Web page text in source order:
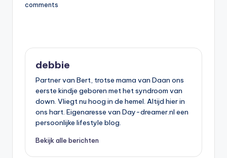
comments
debbie
Partner van Bert, trotse mama van Daan ons
eerste kindje geboren met het syndroom van
down. Vliegt nu hoog in de hemel. Altijd hier in
ons hart. Eigenaresse van Day-dreamer.nl een
persoonlijke lifestyle blog.
Bekijk alle berichten